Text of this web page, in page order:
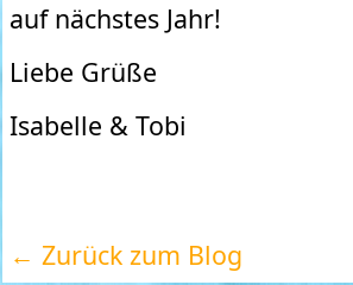
auf nächstes Jahr!
Liebe Grüße
Isabelle & Tobi
← Zurück zum Blog